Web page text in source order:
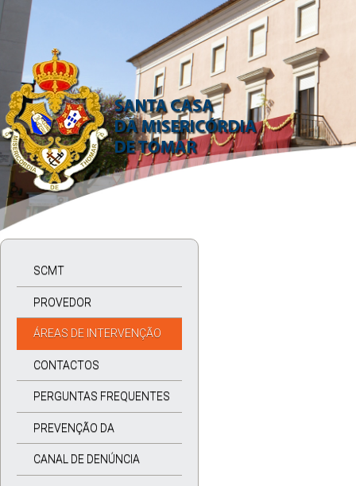
SCMT
PROVEDOR
ÁREAS DE INTERVENÇÃO
CONTACTOS
PERGUNTAS FREQUENTES
PREVENÇÃO DA
CORRUPÇÃO
CANAL DE DENÚNCIA